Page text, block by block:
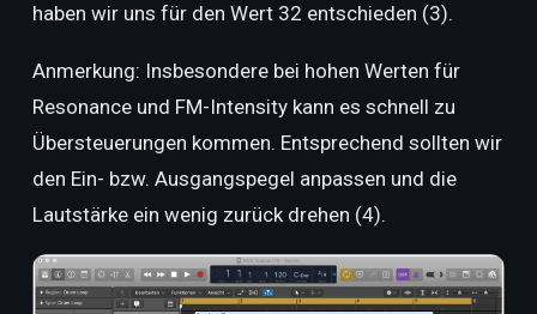
haben wir uns für den Wert 32 entschieden (3).
Anmerkung: Insbesondere bei hohen Werten für
Resonance und FM-Intensity kann es schnell zu
Übersteuerungen kommen. Entsprechend sollten wir
den Ein- bzw. Ausgangspegel anpassen und die
Lautstärke ein wenig zurück drehen (4).